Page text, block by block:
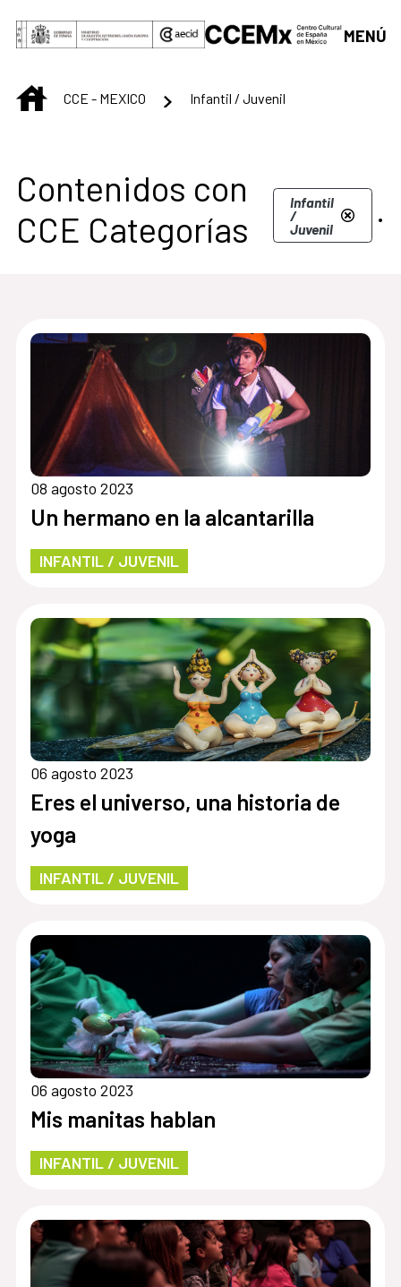
Saltar al contenido principal
MENÚ
INICIOCCE - MEXICO Infantil / Juvenil
Centro Cultural de
Contenidos con
CCE Categorías
Infantil
/
Juvenil .
08 agosto 2023
Un hermano en la alcantarilla
INFANTIL / JUVENIL
06 agosto 2023
Eres el universo, una historia de
yoga
INFANTIL / JUVENIL
06 agosto 2023
Mis manitas hablan
INFANTIL / JUVENIL